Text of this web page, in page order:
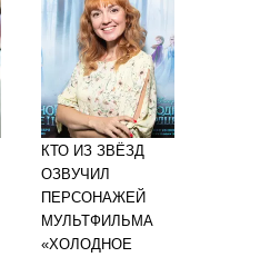
КТО ИЗ ЗВЁЗД
ОЗВУЧИЛ
ПЕРСОНАЖЕЙ
МУЛЬТФИЛЬМА
«ХОЛОДНОЕ